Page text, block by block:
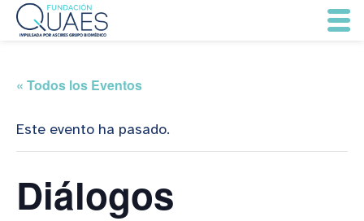
« Todos los Eventos
Este evento ha pasado.
Diálogos